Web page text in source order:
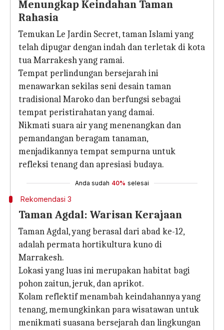
Menungkap Keindahan Taman
Rahasia
Temukan Le Jardin Secret, taman Islami yang
telah dipugar dengan indah dan terletak di kota
tua Marrakesh yang ramai.
Tempat perlindungan bersejarah ini
menawarkan sekilas seni desain taman
tradisional Maroko dan berfungsi sebagai
tempat peristirahatan yang damai.
Nikmati suara air yang menenangkan dan
pemandangan beragam tanaman,
menjadikannya tempat sempurna untuk
refleksi tenang dan apresiasi budaya.
Anda sudah 40% selesai
Rekomendasi 3
Taman Agdal: Warisan Kerajaan
Taman Agdal, yang berasal dari abad ke-12,
adalah permata hortikultura kuno di
Marrakesh.
Lokasi yang luas ini merupakan habitat bagi
pohon zaitun, jeruk, dan aprikot.
Kolam reflektif menambah keindahannya yang
tenang, memungkinkan para wisatawan untuk
menikmati suasana bersejarah dan lingkungan